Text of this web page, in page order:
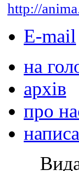
http://
E-mail
на
архів
про